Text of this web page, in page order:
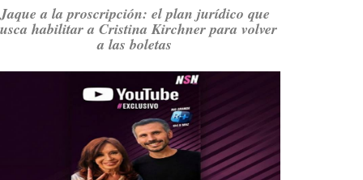
@consensopatagon
t.co/ihSIYIKptJ
Consenso Patagónico
@consensopatagon
: Asumimos una nueva etapa
en el Partido Justicialista de Campana, con el
orgullo de que el compañero
@caortega64vuelva
Jaque a la proscripción: el plan jurídico que
habilitar a Cristina Kirchner para volver
a las boletas